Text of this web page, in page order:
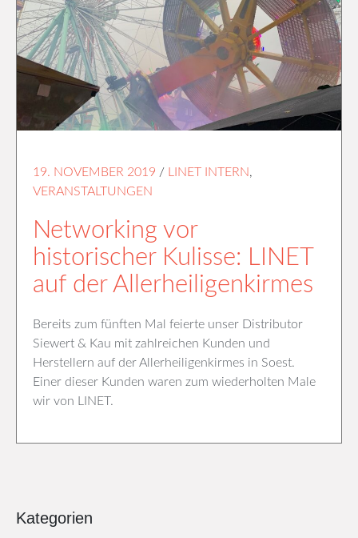
19. NOVEMBER 2019 / LINET INTERN,
VERANSTALTUNGEN
Networking vor
historischer Kulisse: LINET
auf der Allerheiligenkirmes
Bereits zum fünften Mal feierte unser Distributor
Siewert & Kau mit zahlreichen Kunden und
Herstellern auf der Allerheiligenkirmes in Soest.
Einer dieser Kunden waren zum wiederholten Male
wir von LINET.
Kategorien